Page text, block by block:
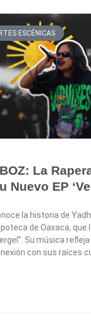
ESCÉNICAS
La
Nuevo EP
la historia de
de Oaxaca, que
Su música
con sus raíces